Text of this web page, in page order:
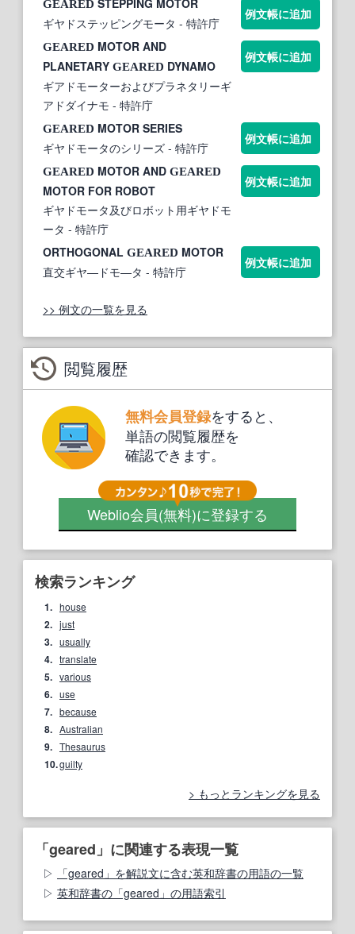
GEARED STEPPING MOTOR
ギヤドステッピングモータ - 特許庁
例文帳に追加
GEARED MOTOR AND
PLANETARY GEARED DYNAMO
ギアドモーターおよびプラネタリーギ
アドダイナモ - 特許庁
例文帳に追加
GEARED MOTOR SERIES
ギヤドモータのシリーズ - 特許庁
例文帳に追加
GEARED MOTOR AND GEARED
MOTOR FOR ROBOT
ギヤドモータ及びロボット用ギヤドモ
ータ - 特許庁
例文帳に追加
ORTHOGONAL GEARED MOTOR
直交ギヤ—ドモ—タ - 特許庁
例文帳に追加
>> 例文の一覧を見る
閲覧履歴
無料会員登録をすると、
単語の閲覧履歴を
確認できます。
Weblio会員(無料)に登録する
検索ランキング
1. house
2. just
3. usually
4. translate
5. various
6. use
7. because
8. Australian
9. Thesaurus
10.guilty
もっとランキングを見る
「geared」に関連する表現一覧
「geared」を解説文に含む英和辞書の用語の一覧
英和辞書の「geared」の用語索引